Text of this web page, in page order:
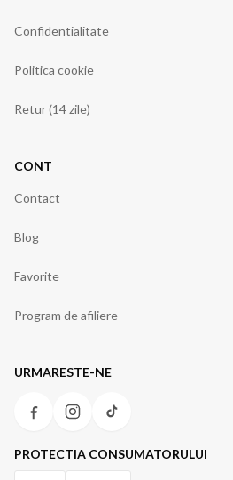
Confidentialitate
Politica cookie
Retur (14 zile)
CONT
Contact
Blog
Favorite
Program de afiliere
URMARESTE-NE
PROTECTIA CONSUMATORULUI